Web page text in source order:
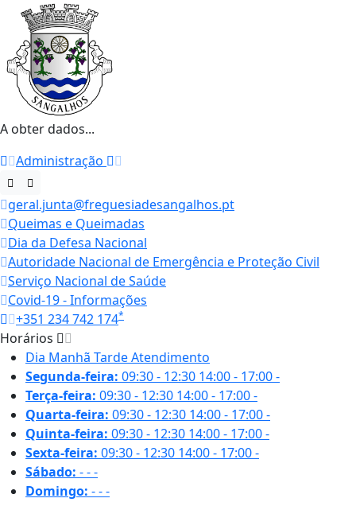
A obter dados...
Administração
geral.junta@freguesiadesangalhos.pt
Queimas e Queimadas
Dia da Defesa Nacional
Autoridade Nacional de Emergência e Proteção Civil
Serviço Nacional de Saúde
Covid-19 - Informações
+351 234 742 174*
Horários
Dia Manhã TardeAtendimento
Segunda-feira: 09:30 - 12:30 14:00 - 17:00-
Terça-feira: 09:30 - 12:30 14:00 - 17:00-
Quarta-feira: 09:30 - 12:30 14:00 - 17:00-
Quinta-feira: 09:30 - 12:30 14:00 - 17:00-
Sexta-feira: 09:30 - 12:30 14:00 - 17:00-
Sábado: ---
Domingo: ---